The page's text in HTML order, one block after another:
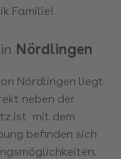
Familie!
Nördlingen
Nördlingen liegt
neben der
ist mit dem
befinden sich